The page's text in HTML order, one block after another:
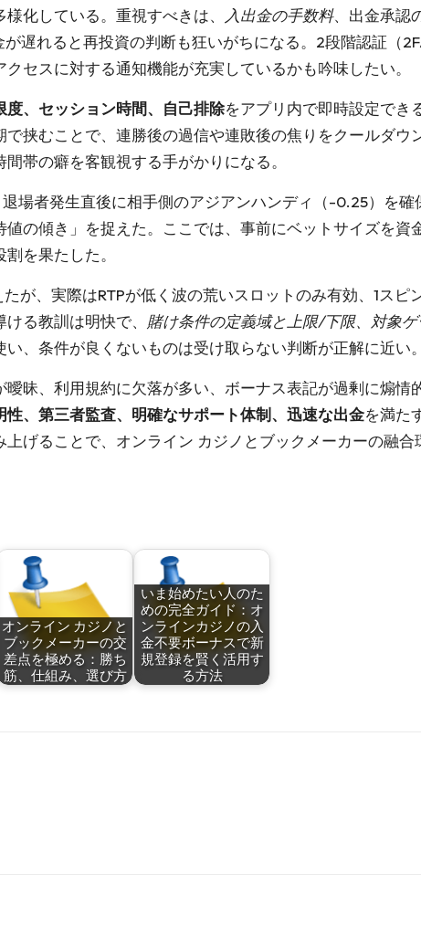
化している。重視すべきは、 入出金の手数料、出金承認
遅れると再投資の判断も狂いがちになる。2段階認証（
セスに対する通知機能が充実しているかも吟味したい。
度、セッション時間、自己排除をアプリ内で即時設定でき
挟むことで、連勝後の過信や連敗後の焦りをクールダウ
帯の癖を客観視する手がかりになる。
場者発生直後に相手側のアジアンハンディ（-0.25）を確
の傾き」を捉えた。ここでは、事前にベットサイズを資
を果たした。
、実際はRTPが低く波の荒いスロットのみ有効、1スピ
る教訓は明快で、 賭け条件の定義域と上限/下限、対象ゲ
、条件が良くないものは受け取らない判断が正解に近い。
昧、利用規約に欠落が多い、ボーナス表記が過剰に煽情
性、第三者監査、明確なサポート体制、迅速な出金を満た
げることで、オンライン カジノとブックメーカーの融合
オンライン カジノと
ブックメーカーの交
差点を極める：勝ち
筋、仕組み、選び方
いま始めたい人のた
めの完全ガイド：オ
ンラインカジノの入
金不要ボーナスで新
規登録を賢く活用す
る方法